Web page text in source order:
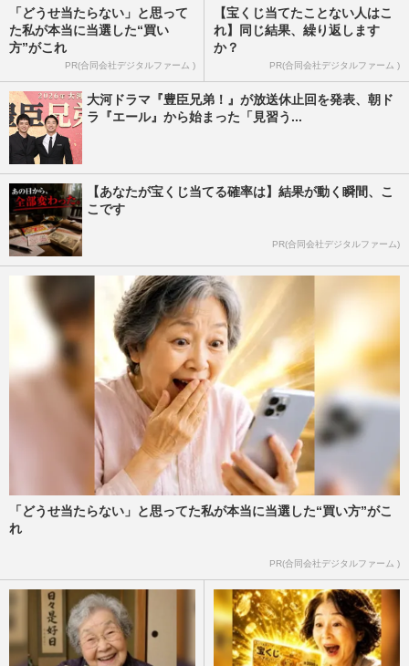
「どうせ当たらない」と思って
た私が本当に当選した“買い
方”がこれ
PR(合同会社デジタルファーム )
【宝くじ当てたことない人はこ
れ】同じ結果、繰り返します
か？
PR(合同会社デジタルファーム )
大河ドラマ『豊臣兄弟！』が放送休止回を発表、朝ド
ラ『エール』から始まった「見習う...
【あなたが宝くじ当てる確率は】結果が動く瞬間、こ
こです
PR(合同会社デジタルファーム)
「どうせ当たらない」と思ってた私が本当に当選した“買い方”がこ
れ
PR(合同会社デジタルファーム )